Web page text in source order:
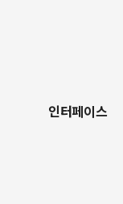
인터페이스